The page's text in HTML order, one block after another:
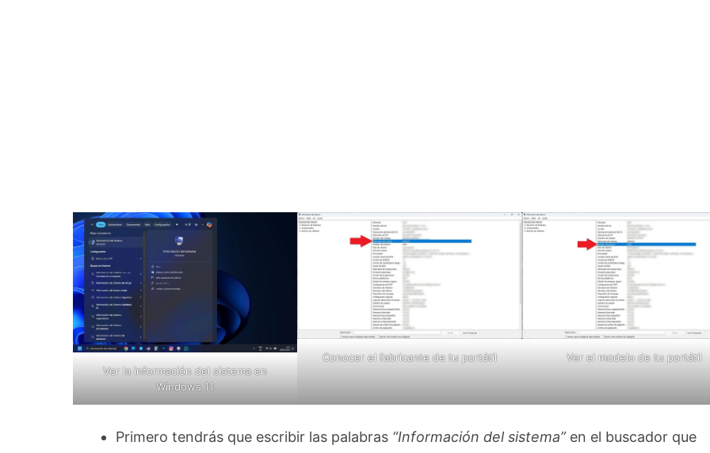
Ver la información del sistema en
Windows 11
Conocer el fabricante de tu portátil Ver el modelo de tu portátil
Primero tendrás que escribir las palabras “Información del sistema”en el buscador que